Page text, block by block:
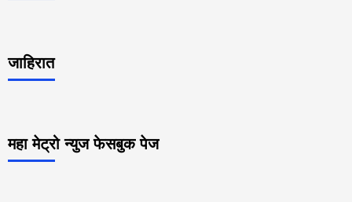
जाहिरात
महा मेट्रो न्युज फेसबुक पेज